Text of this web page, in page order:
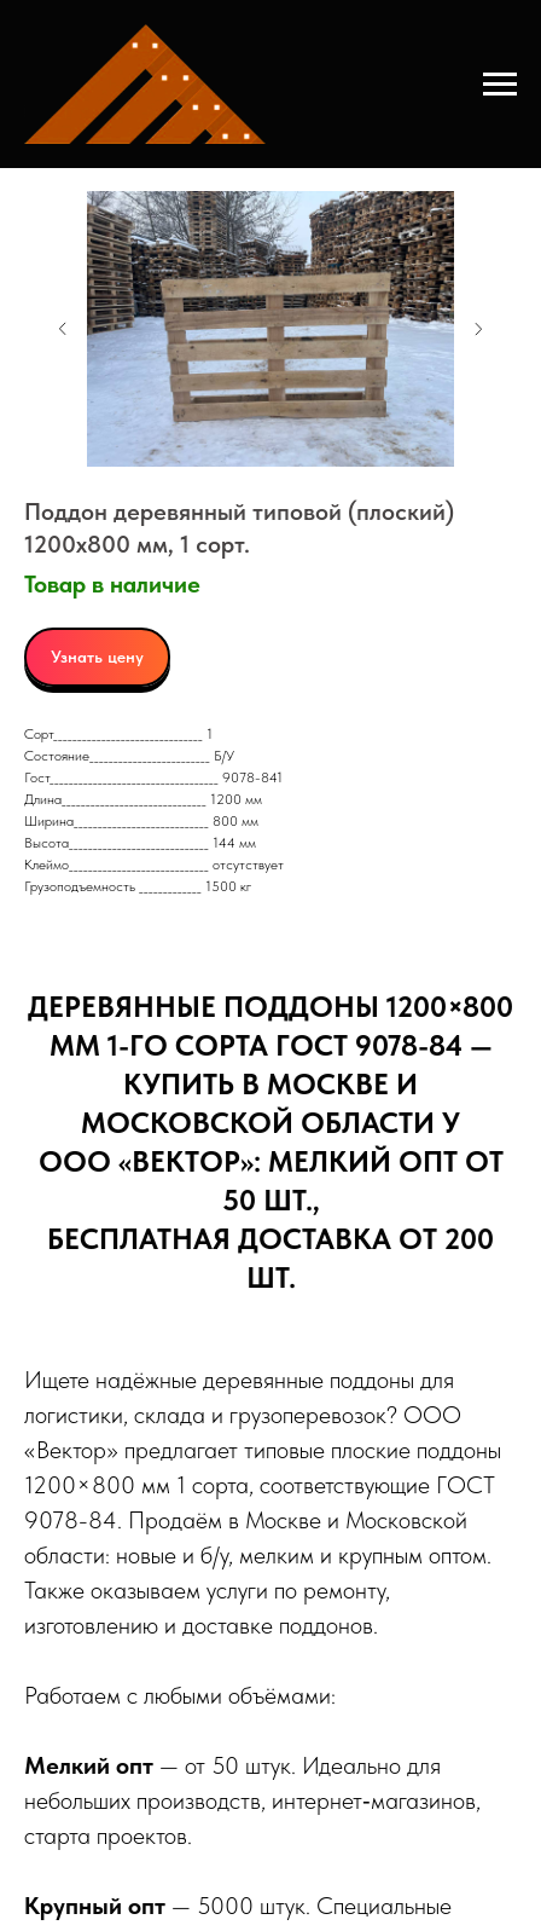
Главная → Купить поддон деревянный
Поддон деревянный типовой (плоский)
1200x800 мм, 1 сорт.
Товар в наличие
Узнать цену
Сорт_______________________________ 1
Состояние_________________________ Б/У
Гост___________________________________ 9078-841
Длина______________________________ 1200 мм
Ширина____________________________ 800 мм
Высота_____________________________ 144 мм
Клеймо_____________________________ отсутствует
Грузоподъемность _____________ 1500 кг
ДЕРЕВЯННЫЕ ПОДДОНЫ 1200×800
ММ 1-ГО СОРТА ГОСТ 9078-84 —
КУПИТЬ В МОСКВЕ И
МОСКОВСКОЙ ОБЛАСТИ У
ООО «ВЕКТОР»: МЕЛКИЙ ОПТ ОТ
50 ШТ.,
БЕСПЛАТНАЯ ДОСТАВКА ОТ 200
ШТ.
Ищете надёжные деревянные поддоны для
логистики, склада и грузоперевозок? ООО
«Вектор» предлагает типовые плоские поддоны
1200×800 мм 1 сорта, соответствующие ГОСТ
9078-84. Продаём в Москве и Московской
области: новые и б/у, мелким и крупным оптом.
Также оказываем услуги по ремонту,
изготовлению и доставке поддонов.
Работаем с любыми объёмами:
Мелкий опт — от 50 штук. Идеально для
небольших производств, интернет‑магазинов,
старта проектов.
Крупный опт — 5000 штук. Специальные